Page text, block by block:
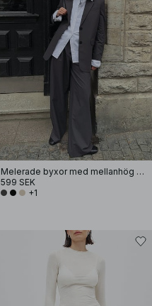
Melerade byxor med mellanhög midja
599 SEK
+1